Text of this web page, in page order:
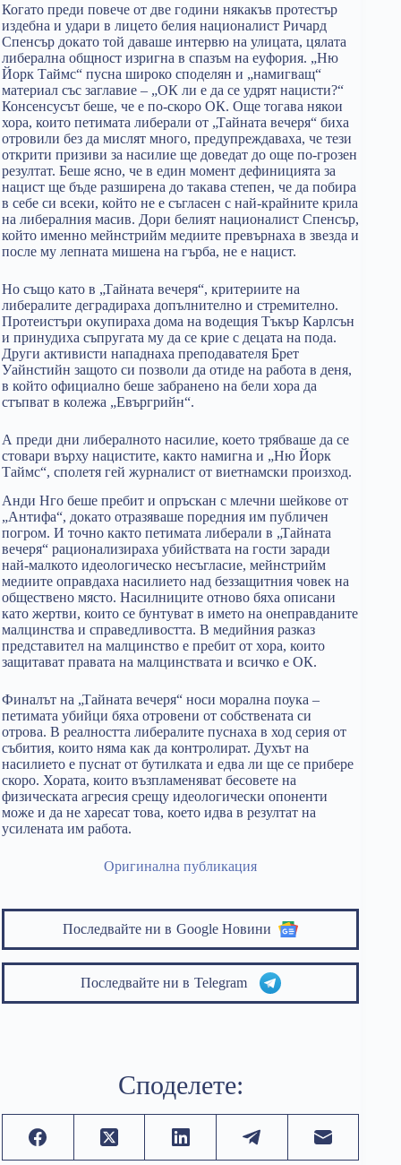
Когато преди повече от две години някакъв протестър
издебна и удари в лицето белия националист Ричард
Спенсър докато той даваше интервю на улицата, цялата
либерална общност изригна в спазъм на еуфория. „Ню
Йорк Таймс“ пусна широко споделян и „намигващ“
материал със заглавие – „ОК ли е да се удрят нацисти?“
Консенсусът беше, че е по-скоро ОК. Още тогава някои
хора, които петимата либерали от „Тайната вечеря“ биха
отровили без да мислят много, предупреждаваха, че тези
открити призиви за насилие ще доведат до още по-грозен
резултат. Беше ясно, че в един момент дефиницията за
нацист ще бъде разширена до такава степен, че да побира
в себе си всеки, който не е съгласен с най-крайните крила
на либералния масив. Дори белият националист Спенсър,
който именно мейнстрийм медиите превърнаха в звезда и
после му лепната мишена на гърба, не е нацист.
Но също като в „Тайната вечеря“, критериите на
либералите деградираха допълнително и стремително.
Протеистъри окупираха дома на водещия Тъкър Карлсън
и принудиха съпругата му да се крие с децата на пода.
Други активисти нападнаха преподавателя Брет
Уайнстийн защото си позволи да отиде на работа в деня,
в който официално беше забранено на бели хора да
стъпват в колежа „Евъргрийн“.
А преди дни либералното насилие, което трябваше да се
стовари върху нацистите, както намигна и „Ню Йорк
Таймс“, сполетя гей журналист от виетнамски произход.
Анди Нго беше пребит и опръскан с млечни шейкове от
„Антифа“, докато отразяваше поредния им публичен
погром. И точно както петимата либерали в „Тайната
вечеря“ рационализираха убийствата на гости заради
най-малкото идеологическо несъгласие, мейнстрийм
медиите оправдаха насилието над беззащитния човек на
обществено място. Насилниците отново бяха описани
като жертви, които се бунтуват в името на онеправданите
малцинства и справедливостта. В медийния разказ
представител на малцинство е пребит от хора, които
защитават правата на малцинствата и всичко е ОК.
Финалът на „Тайната вечеря“ носи морална поука –
петимата убийци бяха отровени от собствената си
отрова. В реалността либералите пуснаха в ход серия от
събития, които няма как да контролират. Духът на
насилието е пуснат от бутилката и едва ли ще се прибере
скоро. Хората, които възпламеняват бесовете на
физическата агресия срещу идеологически опоненти
може и да не харесат това, което идва в резултат на
усилената им работа.
Оригинална публикация
Последвайте ни в Google Новини
Последвайте ни в Telegram
Споделете: